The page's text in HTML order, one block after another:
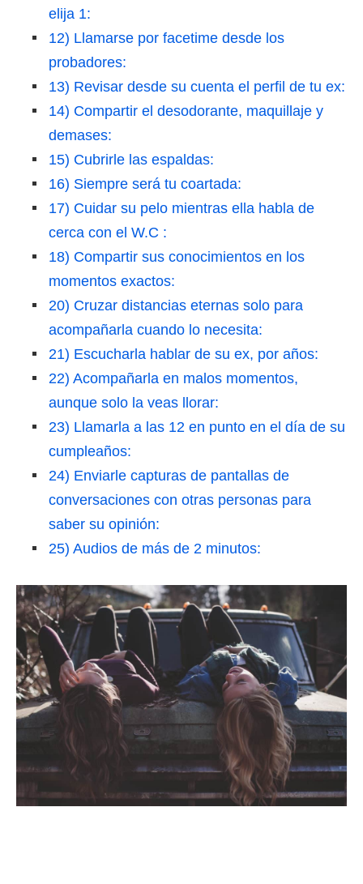
elija 1:
12) Llamarse por facetime desde los
probadores:
13) Revisar desde su cuenta el perfil de tu ex:
14) Compartir el desodorante, maquillaje y
demases:
15) Cubrirle las espaldas:
16) Siempre será tu coartada:
17) Cuidar su pelo mientras ella habla de
cerca con el W.C :
18) Compartir sus conocimientos en los
momentos exactos:
20) Cruzar distancias eternas solo para
acompañarla cuando lo necesita:
21) Escucharla hablar de su ex, por años:
22) Acompañarla en malos momentos,
aunque solo la veas llorar:
23) Llamarla a las 12 en punto en el día de su
cumpleaños:
24) Enviarle capturas de pantallas de
conversaciones con otras personas para
saber su opinión:
25) Audios de más de 2 minutos: